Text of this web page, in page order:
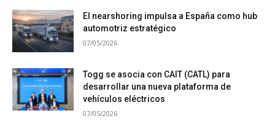
El nearshoring impulsa a España como hub
automotriz estratégico
07/05/2026
Togg se asocia con CAIT (CATL) para
desarrollar una nueva plataforma de
vehículos eléctricos
07/05/2026